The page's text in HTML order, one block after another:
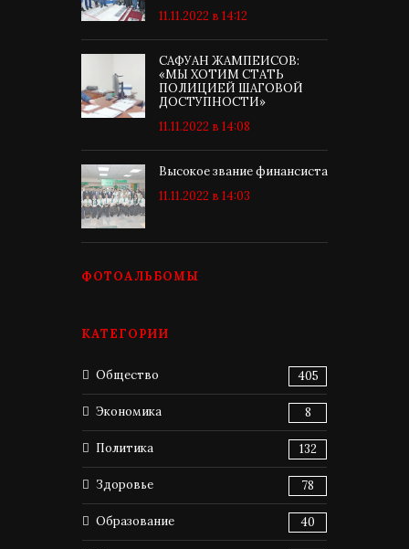
11.11.2022 в 14:12
САФУАН ЖАМПЕИСОВ:
«МЫ ХОТИМ СТАТЬ
ПОЛИЦИЕЙ ШАГОВОЙ
ДОСТУПНОСТИ»
11.11.2022 в 14:08
Высокое звание финансиста
11.11.2022 в 14:03
ФОТОАЛЬБОМЫ
КАТЕГОРИИ
Общество 405
Экономика 8
Политика 132
Здоровье 78
Образование 40